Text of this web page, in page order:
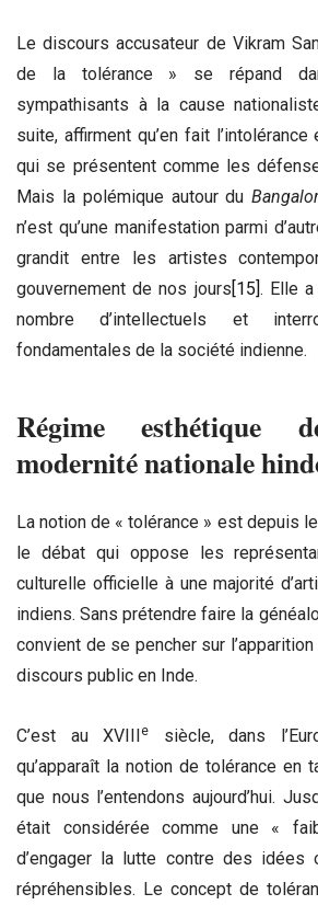
Le discours accusateur de Vikram
de la tolérance » se répand
sympathisants à la cause
suite, affirment qu’en fait
qui se présentent comme les
Mais la polémique autour du
n’est qu’une manifestation parmi
grandit entre les artistes
gouvernement de nos jours [15] . Elle
nombre d’intellectuels et
fondamentales de la société indienne.
Régime
modernité nationale
La notion de « tolérance » est depuis
le débat qui oppose les
culturelle officielle à une majorité
indiens. Sans prétendre faire la
convient de se pencher sur
discours public en Inde.
C’est au XVIIIe
siècle, dans
qu’apparaît la notion de tolérance en
que nous l’entendons aujourd’hui.
était considérée comme une «
d’engager la lutte contre des idées
répréhensibles. Le concept de